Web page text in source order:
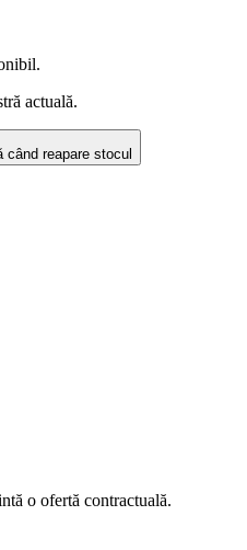
actuală.
când reapare stocul
o ofertă contractuală.